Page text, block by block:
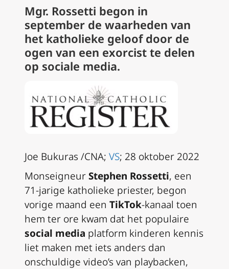
Mgr. Rossetti begon in
september de waarheden van
het katholieke geloof door de
ogen van een exorcist te delen
op sociale media.
Joe Bukuras /CNA; VS; 28 oktober 2022
MonseigneurStephen Rossetti, een
71-jarige katholieke priester, begon
vorige maand een TikTok-kanaal toen
hem ter ore kwam dat het populaire
social media platform kinderen kennis
liet maken met iets anders dan
onschuldige video’s van playbacken,